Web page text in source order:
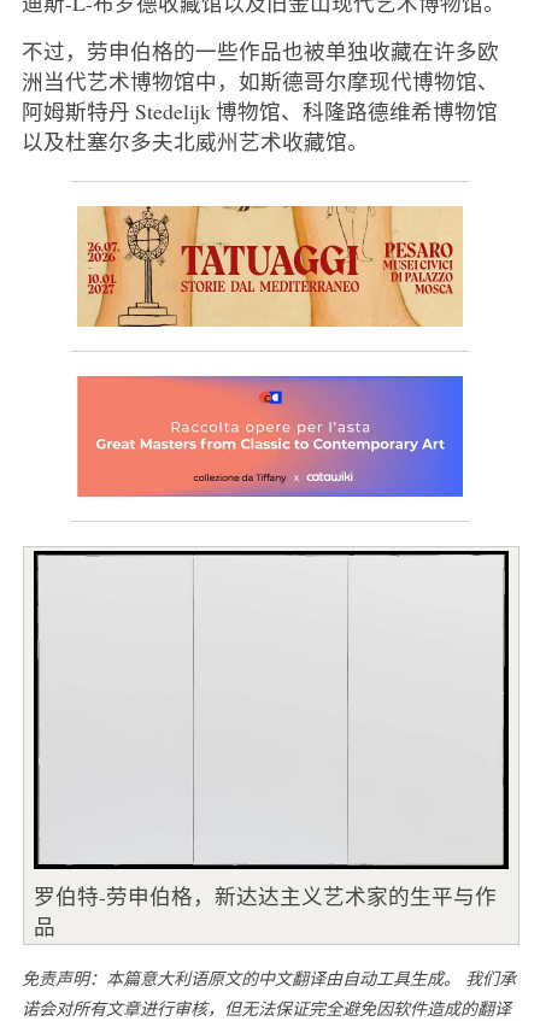
不过，劳申伯格的一些作品也被单独收藏在许多欧
洲当代艺术博物馆中，如斯德哥尔摩现代博物馆、
阿姆斯特丹 Stedelijk 博物馆、科隆路德维希博物馆
以及杜塞尔多夫北威州艺术收藏馆。
罗伯特-劳申伯格，新达达主义艺术家的生平与作
品
免责声明：本篇意大利语原文的中文翻译由自动工具生成。 我们承
诺会对所有文章进行审核，但无法保证完全避免因软件造成的翻译